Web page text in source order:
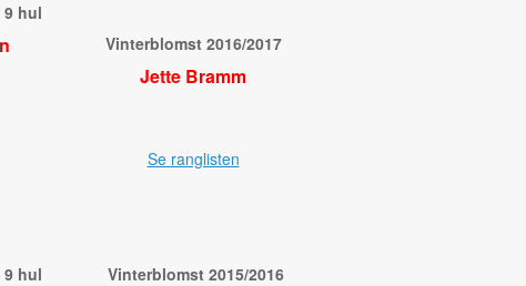
9 hul
Vinterblomst 2016/2017
Jette Bramm
Se ranglisten
9 hul Vinterblomst 2015/2016